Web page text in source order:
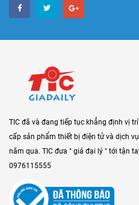
TIC đã và đang tiếp tục khẳng định vị
cấp sản phẩm thiết bị điện tử và dịch
năm qua. TIC đưa " giá đại lý " tới tận
0976115555